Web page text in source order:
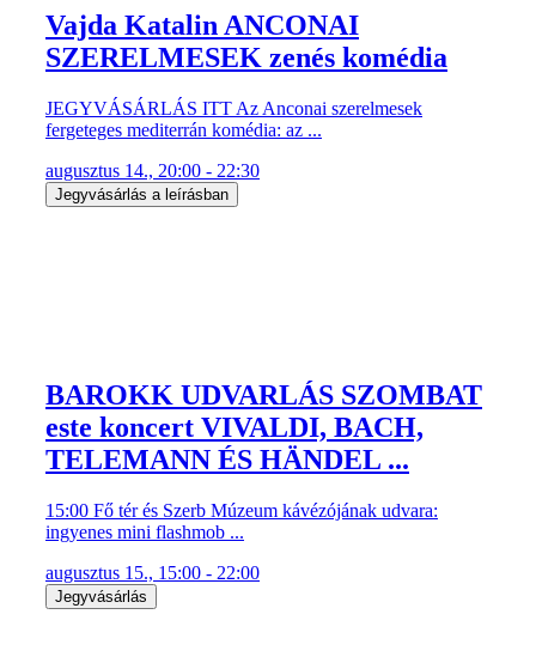
Vajda Katalin ANCONAI
SZERELMESEK zenés komédia
JEGYVÁSÁRLÁS ITT Az Anconai szerelmesek
fergeteges mediterrán komédia: az ...
augusztus 14., 20:00 - 22:30
Jegyvásárlás a leírásban
BAROKK UDVARLÁS SZOMBAT
este koncert VIVALDI, BACH,
TELEMANN ÉS HÄNDEL ...
15:00 Fő tér és Szerb Múzeum kávézójának udvara:
ingyenes mini flashmob ...
augusztus 15., 15:00 - 22:00
Jegyvásárlás